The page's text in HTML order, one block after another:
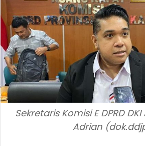
Sekretaris Komisi E DPRD
Adrian